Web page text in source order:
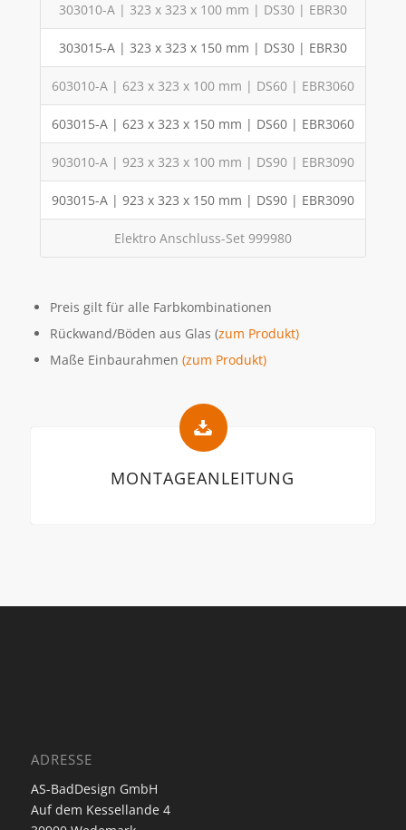
303010-A | 323 x 323 x 100 mm | DS30 | EBR30
303015-A | 323 x 323 x 150 mm | DS30 | EBR30
603010-A | 623 x 323 x 100 mm | DS60 | EBR3060
603015-A | 623 x 323 x 150 mm | DS60 | EBR3060
903010-A | 923 x 323 x 100 mm | DS90 | EBR3090
903015-A | 923 x 323 x 150 mm | DS90 | EBR3090
Elektro Anschluss-Set 999980
Preis gilt für alle Farbkombinationen
Rückwand/Böden aus Glas (zum Produkt)
Maße Einbaurahmen (zum Produkt)
MONTAGEANLEITUNG
ADRESSE
AS-BadDesign GmbH
Auf dem Kessellande 4